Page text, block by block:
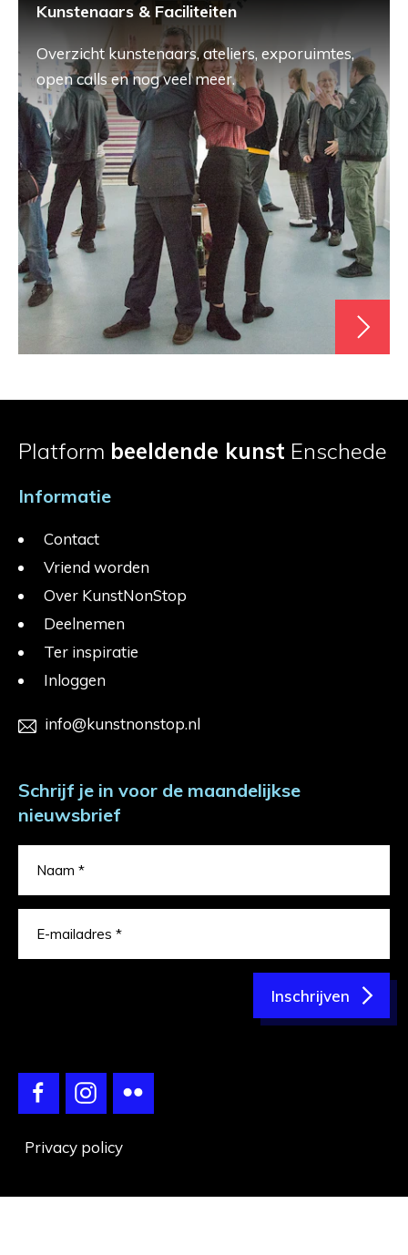
Kunstenaars & Faciliteiten
Overzicht kunstenaars, ateliers, exporuimtes,
open calls en nog veel meer.
Platform beeldende kunst Enschede
Informatie
Contact
Vriend worden
Over KunstNonStop
Deelnemen
Ter inspiratie
Inloggen
info@kunstnonstop.nl
Schrijf je in voor de maandelijkse
nieuwsbrief
Inschrijven
Privacy policy